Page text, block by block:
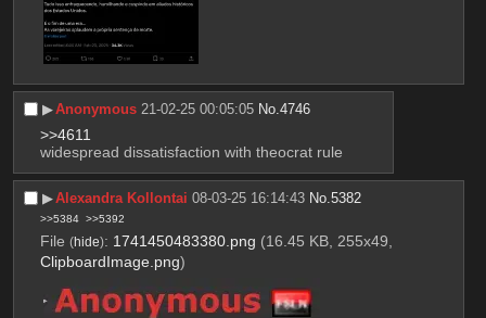
▶︎Anonymous 21-02-25 00:05:05 No.4746
>>4611
widespread dissatisfaction with theocrat rule
▶︎Alexandra Kollontai 08-03-25 16:14:43 No.5382
>>5384 >>5392
File (hide): 1741450483380.png (16.45 KB, 255x49,
ClipboardImage.png)